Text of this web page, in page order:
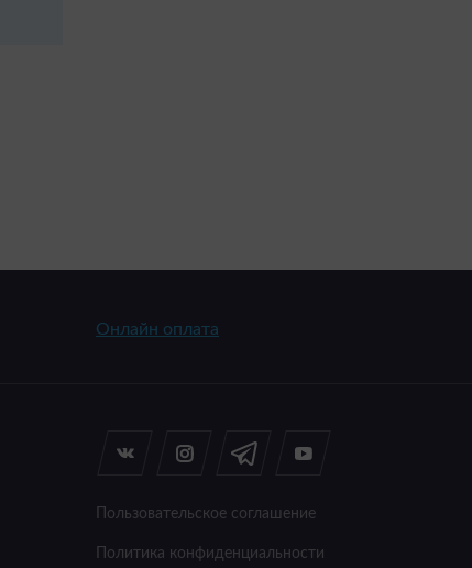
Онлайн оплата
Пользовательское соглашение
Политика конфиденциальности